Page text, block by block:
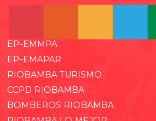
· EP-EMMPA
· EP-EMAPAR
· RIOBAMBA TURISMO
· CCPD RIOBAMBA
· BOMBEROS RIOBAMBA